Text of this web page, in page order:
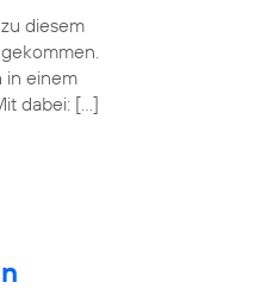
diesem
in einem
dabei: […]